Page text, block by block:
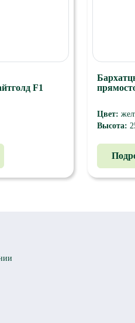
F1
покрывают
Цвет:
Высота:
долгим